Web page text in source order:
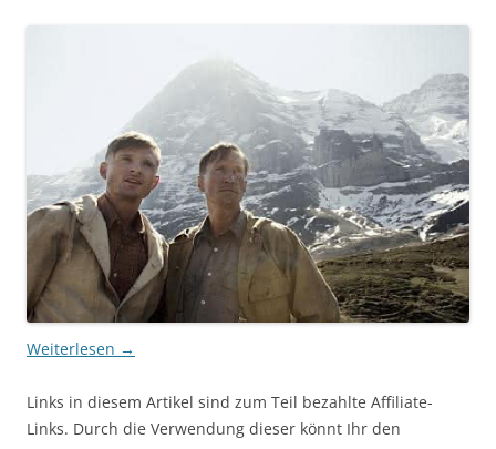
Weiterlesen →
Links in diesem Artikel sind zum Teil bezahlte Affiliate-
Links. Durch die Verwendung dieser könnt Ihr den